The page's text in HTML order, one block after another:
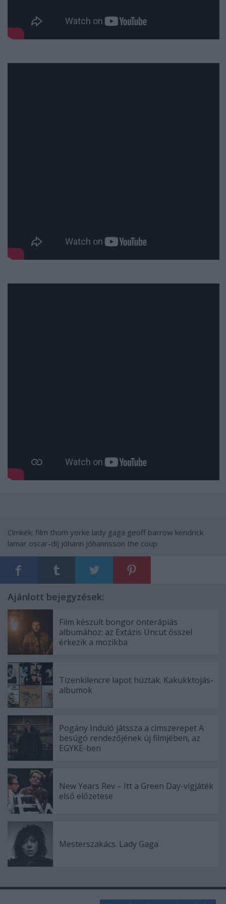
Címkék: film thom yorke lady gaga geoff barrow kendrick
lamar oscar-díj jóhann jóhannsson the coup
Ajánlott bejegyzések:
Film készült bongor önterápiás
albumához: az Extázis Uncut ősszel
érkezik a mozikba
Tizenkilencre lapot húztak. Kakukktojás-
albumok
Pogány Induló játssza a címszerepet A
besúgó rendezőjének új filmjében, az
EGYKE-ben
New Years Rev – Itt a Green Day-vígjáték
első előzetese
Mesterszakács. Lady Gaga